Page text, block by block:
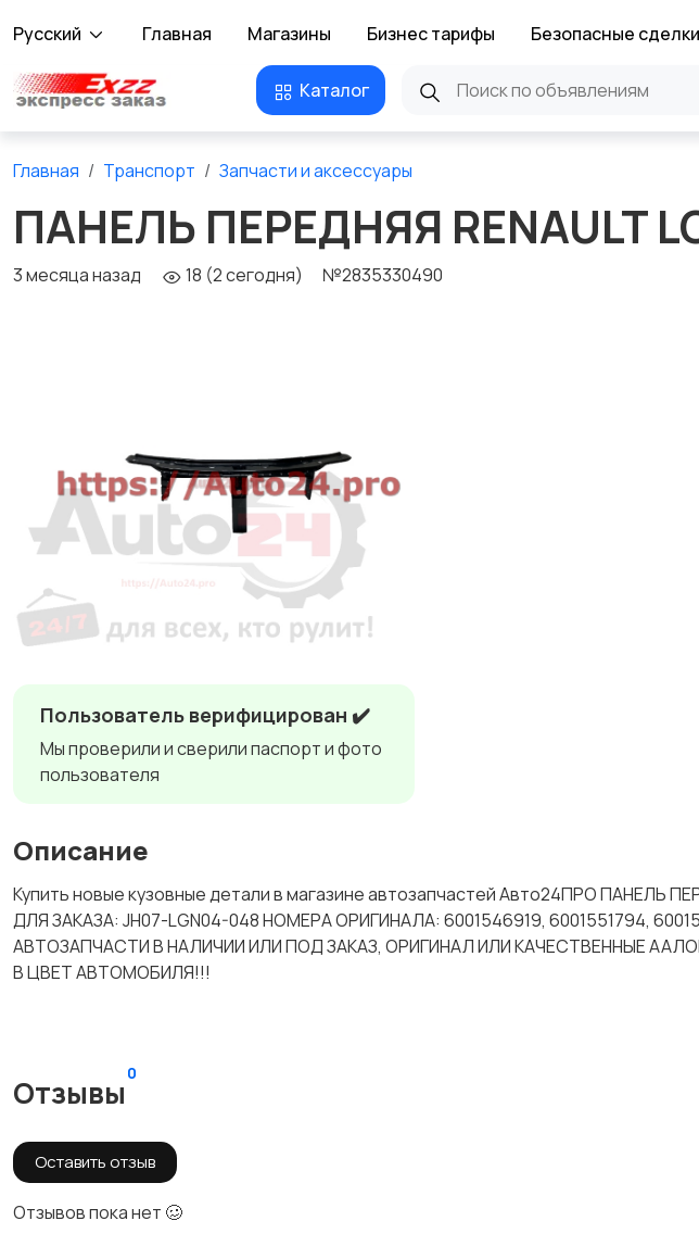
Русский Главная Магазины Бизнес тарифы Безопасные сделки
Каталог
Главная Транспорт Запчасти и аксессуары
ПАНЕЛЬ ПЕРЕДНЯЯ RENAULT
3 месяца назад 18 (2 сегодня) №2835330490
Пользователь верифицирован ✔️
Мы проверили и сверили паспорт и фото
пользователя
Описание
Купить новые кузовные детали в магазине автозапчастей Авто24ПРО ПАНЕЛЬ
ДЛЯ ЗАКАЗА: JH07-LGN04-048 НОМЕРА ОРИГИНАЛА: 6001546919, 6001551794,
АВТОЗАПЧАСТИ В НАЛИЧИИ ИЛИ ПОД ЗАКАЗ, ОРИГИНАЛ ИЛИ КАЧЕСТВЕННЫЕ
В ЦВЕТ АВТОМОБИЛЯ!!!
Отзывы
0
Оставить отзыв
Отзывов пока нет 🥴